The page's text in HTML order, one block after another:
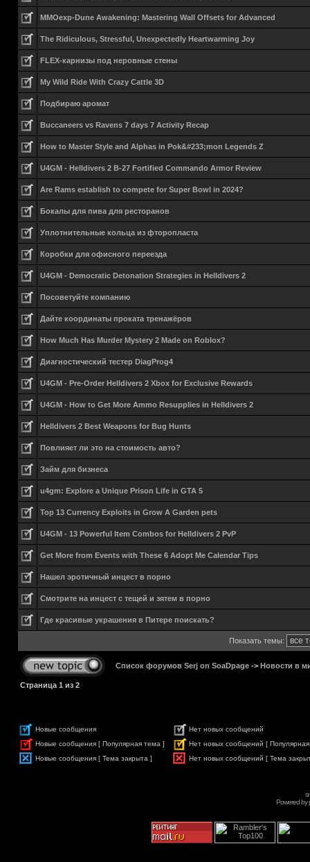
MMOexp-Dune Awakening: Mastering Wall Offsets for Advanced
The Ridiculous, Stressful, Unexpectedly Heartwarming Joy
FLEX-карнизы под неровные стены
My Wild Ride With Crazy Cattle 3D
Подбираю аромат
Buccaneers vs Ravens 7 days 7 Activity Recap
How to Master Style and Alphas in Pok&#233;mon Legends Z
U4GM - Helldivers 2 B-27 Fortified Commando Armor Review
Are Rams establish to compete for Super Bowl in 2024?
Бокалы для пива для ресторанов
Уплотнительные кольца из фторопласта
Коробки для офисного переезда
U4GM - Democratic Detonation Strategies in Helldivers 2
Посоветуйте компанию
Дайте координаты проката тренажёров
How Much Has Murder Mystery 2 Made on Roblox?
Диагностический тестер DiagProg4
U4GM - Pre-Order Helldivers 2 Xbox for Exclusive Rewards
U4GM - How to Get More Ammo Resupplies in Helldivers 2
Helldivers 2 Best Weapons for Bug Hunts
Повлияет ли это на стоимость авто?
Займ для бизнеса
u4gm: Explore a Unique Prison Life in GTA 5
Top 13 Currency Exploits in Grow A Garden pets
U4GM - 13 Powerful Item Combos for Helldivers 2 PvP
Get More from Events with These 6 Adopt Me Calendar Tips
Нашел эротичный инцест в порно
Смотрите на инцест с тещей и зятем в порно
Где красивые украшения в Питере поискать?
Показать темы:
Список форумов Serj on SoaDpage -> Новости в
Страница 1 из 2
Новые сообщения
Нет новых сообщений
Новые сообщения [ Популярная тема ]
Нет новых сообщений [
Новые сообщения [ Тема закрыта ]
Нет новых сообщений [ Тема
Powered by